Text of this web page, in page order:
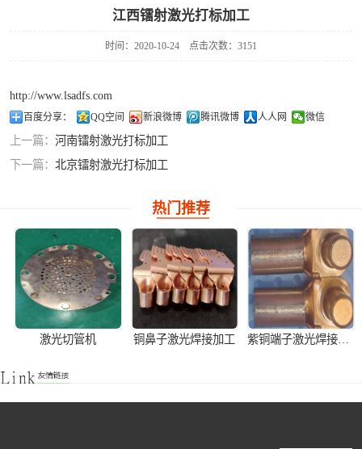
江西镭射激光打标加工
时间：2020-10-24 点击次数：3151
http://www.lsadfs.com
百度分享： QQ空间 新浪微博 腾讯微博 人人网 微信
上一篇： 河南镭射激光打标加工
下一篇： 北京镭射激光打标加工
热门推荐
激光切管机 铜鼻子激光焊接加工 紫铜端子激光焊接产品加工
铝合金激光焊接
紫铜产品激光焊